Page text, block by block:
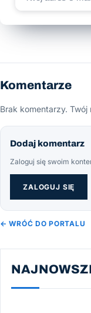
Komentarze
Brak komentarzy.
Dodaj komentarz
Zaloguj się swoim
ZALOGUJ SIĘ
← WRÓĆ DO PORTALU